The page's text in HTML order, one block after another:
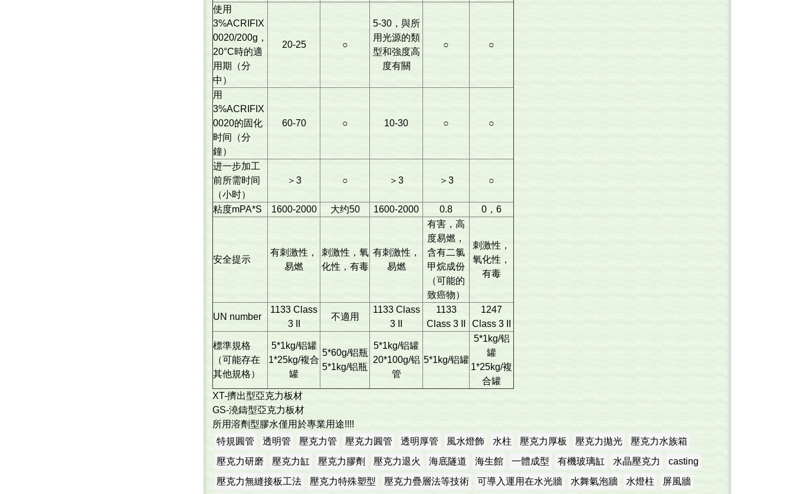
使用
3%ACRIFIX
0020/200g，
20°C時的適
用期（分
中）
20-25 ○
5-30，與所
用光源的類
型和強度高
度有關
○ ○
用
3%ACRIFIX
0020的固化
时间（分
鐘）
60-70 ○ 10-30 ○ ○
进一步加工
前所需时间
（小时）
＞3 ○ ＞3 ＞3 ○
粘度mPA*S 1600-2000 大约50 1600-2000 0.8 0，6
安全提示
有刺激性，
易燃
刺激性，氧
化性，有毒
有刺激性，
易燃
有害，高
度易燃，
含有二氯
甲烷成份
（可能的
致癌物）
刺激性，
氧化性，
有毒
UN number
1133 Class
3 II
不適用
1133 Class
3 II
1133
Class 3 II
1247
Class 3 II
標準規格
（可能存在
其他規格）
5*1kg/铝罐
1*25kg/複合
罐
5*60g/铝瓶
5*1kg/铝瓶
5*1kg/铝罐
20*100g/铝
管
5*1kg/铝罐
5*1kg/铝
罐
1*25kg/複
合罐
XT-擠出型亞克力板材
GS-澆鑄型亞克力板材
所用溶劑型膠水僅用於專業用途!!!!
特規圓管
透明管 壓克力管 壓克力圓管 透明厚管 風水燈飾 水柱 壓克力厚板 壓克力拋光
壓克力水族箱
壓克力研磨
壓克力缸 壓克力膠劑 壓克力退火 海底隧道 海生館 一體成型 有機玻璃缸 水晶壓克力
casting
壓克力無縫接板工法
壓克力特殊塑型 壓克力疊層法等技術 可導入運用在水光牆 水舞氣泡牆 水燈柱 屏風牆